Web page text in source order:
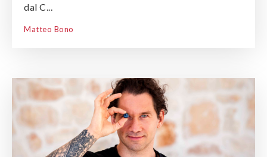
dal C...
Matteo Bono